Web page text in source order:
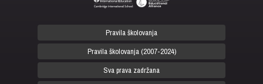
Pravila školovanja
Pravila školovanja (2007-2024)
Sva prava zadržana